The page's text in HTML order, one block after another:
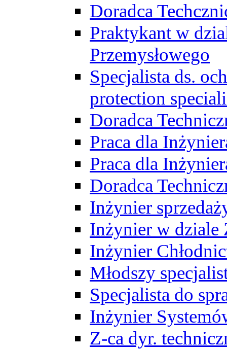
Doradca
Praktykant w
Przemysłowego
Specjalista ds.
protection
Doradca
Praca dla
Praca dla
Doradca
Inżynier
Inżynier w dziale
Inżynier
Młodszy
Specjalista do
Inżynier
Z-ca dyr.